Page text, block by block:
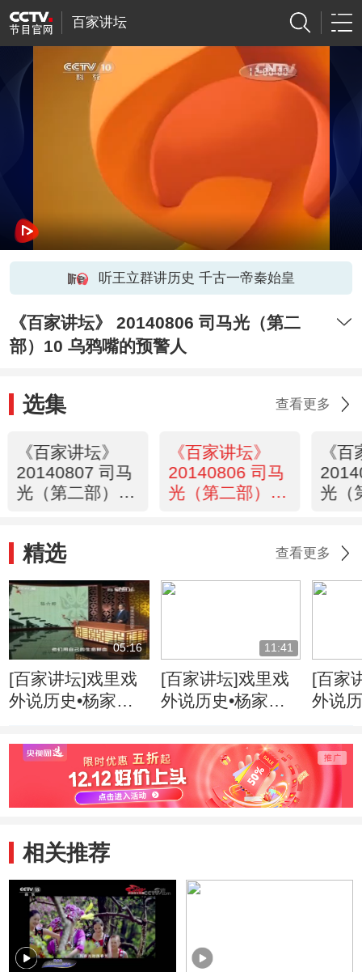
百家讲坛
听王立群讲历史 千古一帝秦始皇
《百家讲坛》 20140806 司马光（第二
部）10 乌鸦嘴的预警人
选集 查看更多
《百家讲坛》
20140807 司马
光（第二部）11
《百家讲坛》
20140806 司马
光（第二部）10
《
光（
精选 查看更多
05:16
[百家讲坛]戏里戏
外说历史•杨家将
11:41
[百家讲坛]戏里戏
外说历史•杨家将
[百家
外说
相关推荐